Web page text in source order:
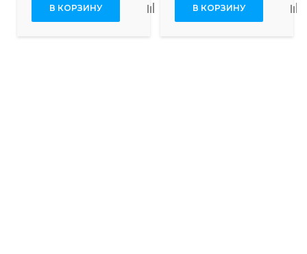
В КОРЗИНУ В КОРЗИНУ